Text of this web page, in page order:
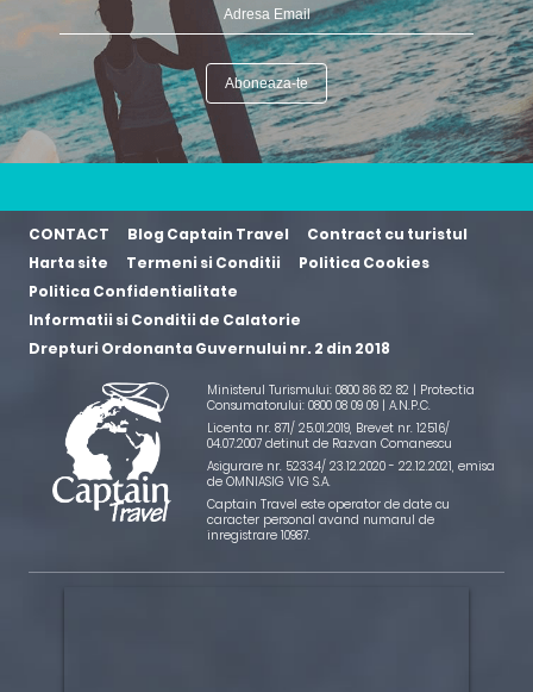
CONTACT Blog Captain Travel
Contract cu turistul
Harta site
Termeni si Conditii
Politica Cookies
Politica Confidentialitate
Informatii si Conditii de Calatorie
Drepturi Ordonanta Guvernului nr. 2 din 2018
Ministerul Turismului: 0800 86 82 82 | Protectia
Consumatorului: 0800 08 09 09 | A.N.P.C.
Licenta nr. 871/ 25.01.2019, Brevet nr. 12516/
04.07.2007 detinut de Razvan Comanescu
Asigurare nr. 52334/ 23.12.2020 - 22.12.2021, emisa
de OMNIASIG VIG S.A.
Captain Travel este operator de date cu
caracter personal avand numarul de
inregistrare 10987.